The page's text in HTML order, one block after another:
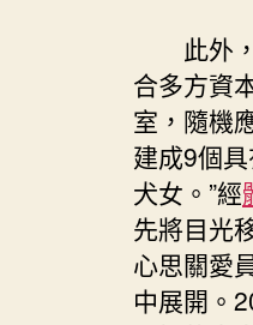
此外
合多方資
室，隨機
建成9個
犬女。”經
先將目光
心思關愛
中展開。